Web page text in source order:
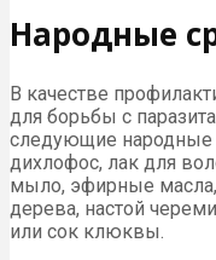
Народные
В качестве
для борьбы с
следующие народные
дихлофос, лак для
мыло, эфирные масла,
дерева, настой
или сок клюквы.